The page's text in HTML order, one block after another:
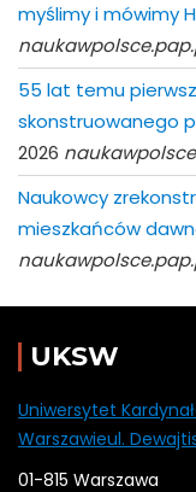
myślimy i mówimy
55 lat temu
skonstruowanego
2026
Naukowcy
mieszkańców
UKSW
Uniwersytet
Warszawieul.
01-815 Warszawa